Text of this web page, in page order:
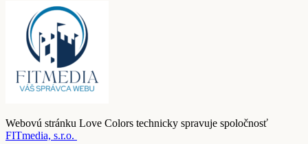
Webovú stránku Love Colors technicky spravuje spoločnosť
FITmedia, s.r.o.